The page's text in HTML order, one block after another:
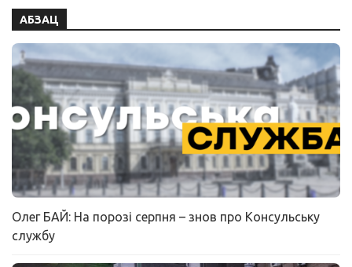
АБЗАЦ
Олег БАЙ: На порозі серпня – знов про Консульську
службу